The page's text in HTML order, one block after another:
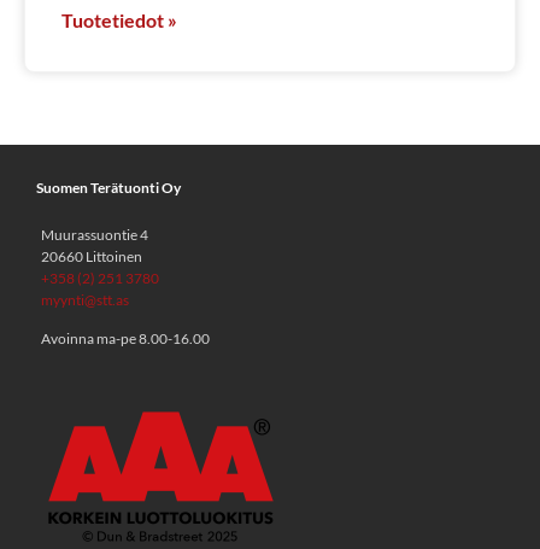
Tuotetiedot »
Suomen Terätuonti Oy
Muurassuontie 4
20660 Littoinen
+358 (2) 251 3780
myynti@stt.as
Avoinna ma-pe 8.00-16.00